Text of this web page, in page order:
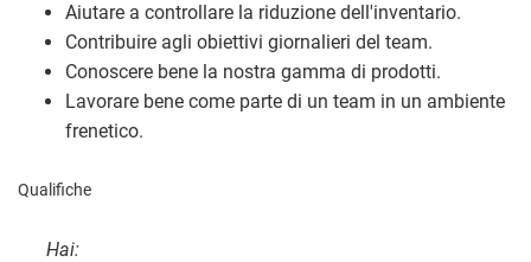
Aiutare a controllare la riduzione dell'inventario.
Contribuire agli obiettivi giornalieri del team.
Conoscere bene la nostra gamma di prodotti.
Lavorare bene come parte di un team in un ambiente
frenetico.
Qualifiche
Hai: